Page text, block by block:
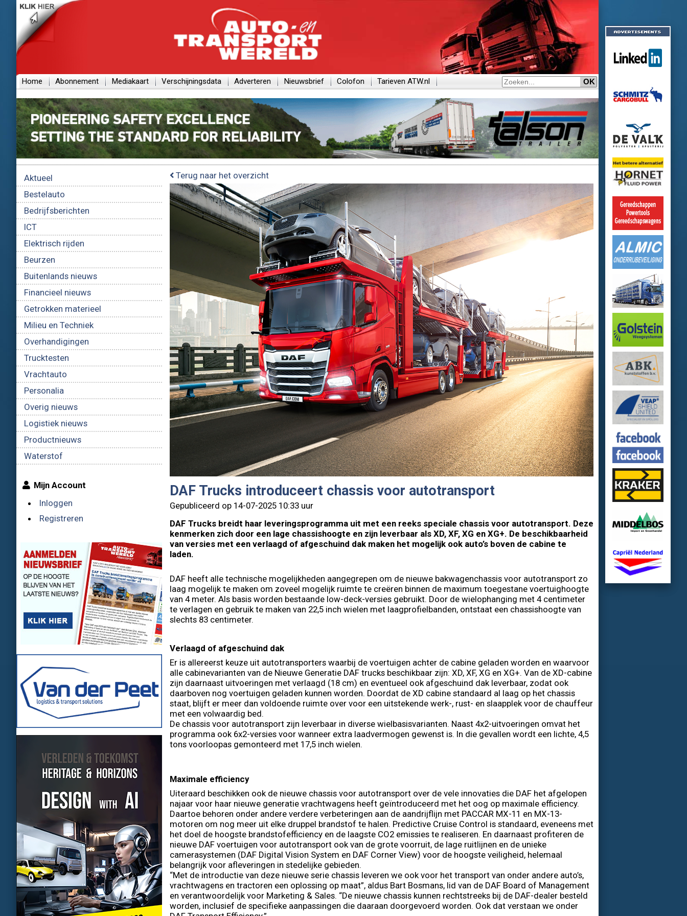
Home Abonnement Mediakaart Verschijningsdata Adverteren Nieuwsbrief Colofon Tarieven ATW.nl
Aktueel
Bestelauto
Bedrijfsberichten
ICT
Elektrisch rijden
Beurzen
Buitenlands nieuws
Financieel nieuws
Getrokken materieel
Milieu en Techniek
Overhandigingen
Trucktesten
Vrachtauto
Personalia
Overig nieuws
Logistiek nieuws
Productnieuws
Waterstof
Mijn Account
Inloggen
Registreren
Terug naar het overzicht
DAF Trucks introduceert chassis voor autotransport
Gepubliceerd op 14-07-2025 10:33 uur
DAF Trucks breidt haar leveringsprogramma uit met een reeks speciale chassis voor autotransport. Deze
kenmerken zich door een lage chassishoogte en zijn leverbaar als XD, XF, XG en XG+. De beschikbaarheid
van versies met een verlaagd of afgeschuind dak maken het mogelijk ook auto’s boven de cabine te
laden.
DAF heeft alle technische mogelijkheden aangegrepen om de nieuwe bakwagenchassis voor autotransport zo
laag mogelijk te maken om zoveel mogelijk ruimte te creëren binnen de maximum toegestane voertuighoogte
van 4 meter. Als basis worden bestaande low-deck-versies gebruikt. Door de wielophanging met 4 centimeter
te verlagen en gebruik te maken van 22,5 inch wielen met laagprofielbanden, ontstaat een chassishoogte van
slechts 83 centimeter.
Verlaagd of afgeschuind dak
Er is allereerst keuze uit autotransporters waarbij de voertuigen achter de cabine geladen worden en waarvoor
alle cabinevarianten van de Nieuwe Generatie DAF trucks beschikbaar zijn: XD, XF, XG en XG+. Van de XD-cabine
zijn daarnaast uitvoeringen met verlaagd (18 cm) en eventueel ook afgeschuind dak leverbaar, zodat ook
daarboven nog voertuigen geladen kunnen worden. Doordat de XD cabine standaard al laag op het chassis
staat, blijft er meer dan voldoende ruimte over voor een uitstekende werk-, rust- en slaapplek voor de chauffeur
met een volwaardig bed.
De chassis voor autotransport zijn leverbaar in diverse wielbasisvarianten. Naast 4x2-uitvoeringen omvat het
programma ook 6x2-versies voor wanneer extra laadvermogen gewenst is. In die gevallen wordt een lichte, 4,5
tons voorloopas gemonteerd met 17,5 inch wielen.
Maximale efficiency
Uiteraard beschikken ook de nieuwe chassis voor autotransport over de vele innovaties die DAF het afgelopen
najaar voor haar nieuwe generatie vrachtwagens heeft geïntroduceerd met het oog op maximale efficiency.
Daartoe behoren onder andere verdere verbeteringen aan de aandrijflijn met PACCAR MX-11 en MX-13-
motoren om nog meer uit elke druppel brandstof te halen. Predictive Cruise Control is standaard, eveneens met
het doel de hoogste brandstofefficiency en de laagste CO2 emissies te realiseren. En daarnaast profiteren de
nieuwe DAF voertuigen voor autotransport ook van de grote voorruit, de lage ruitlijnen en de unieke
camerasystemen (DAF Digital Vision System en DAF Corner View) voor de hoogste veiligheid, helemaal
belangrijk voor afleveringen in stedelijke gebieden.
“Met de introductie van deze nieuwe serie chassis leveren we ook voor het transport van onder andere auto’s,
vrachtwagens en tractoren een oplossing op maat”, aldus Bart Bosmans, lid van de DAF Board of Management
en verantwoordelijk voor Marketing & Sales. “De nieuwe chassis kunnen rechtstreeks bij de DAF-dealer besteld
worden, inclusief de specifieke aanpassingen die daaraan doorgevoerd worden. Ook dat verstaan we onder